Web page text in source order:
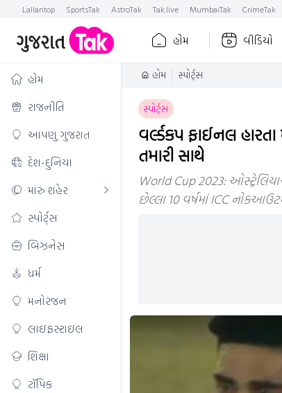
Lallantop SportsTak AstroTak Tak.live MumbaiTak CrimeTak
હોમ વીડિયો
હોમ
રાજનીતિ
આપણું ગુજરાત
દેશ-દુનિયા
મારું શહેર
સ્પોર્ટ્સ
બિઝનેસ
ધર્મ
મનોરંજન
લાઇફસ્ટાઇલ
શિક્ષા
ટૉપિક
હોમ સ્પોર્ટ્સ
સ્પોર્ટ્સ
વર્લ્ડકપ ફાઈનલ
તમારી સાથે
World Cup 2023:
છેલ્લા 10 વર્ષમાં ICC